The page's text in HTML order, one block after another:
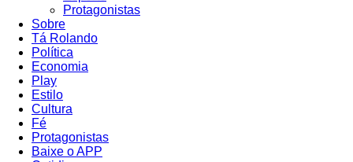
Protagonistas
Sobre
Tá Rolando
Política
Economia
Play
Estilo
Cultura
Fé
Protagonistas
Baixe o APP